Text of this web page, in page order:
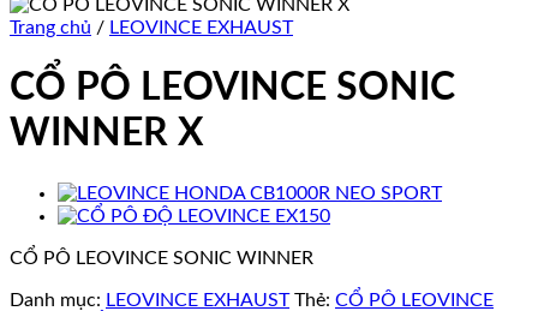
Trang chủ / LEOVINCE EXHAUST
CỔ PÔ LEOVINCE SONIC
WINNER X
CỔ PÔ LEOVINCE SONIC WINNER
Danh mục: LEOVINCE EXHAUST Thẻ: CỔ PÔ LEOVINCE